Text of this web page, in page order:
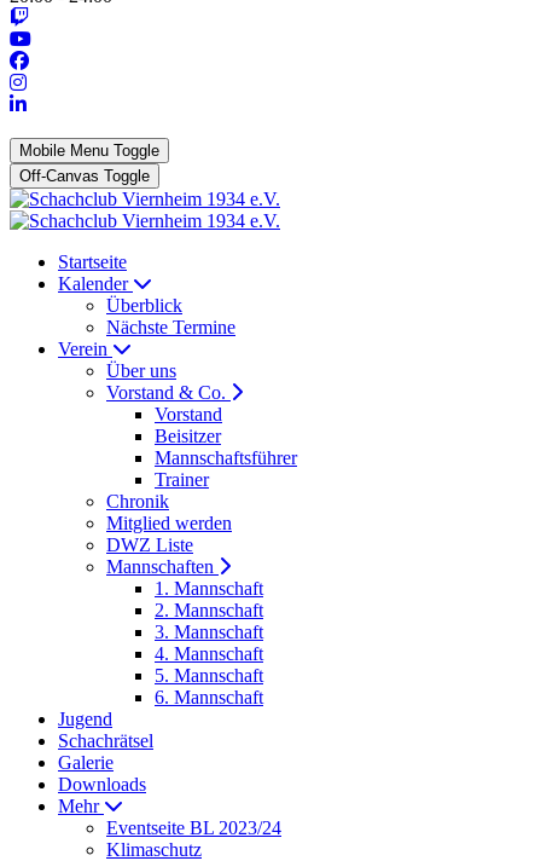
Mobile Menu Toggle
Off-Canvas Toggle
Startseite
Kalender
Überblick
Nächste Termine
Verein
Über uns
Vorstand & Co.
Vorstand
Beisitzer
Mannschaftsführer
Trainer
Chronik
Mitglied werden
DWZ Liste
Mannschaften
1. Mannschaft
2. Mannschaft
3. Mannschaft
4. Mannschaft
5. Mannschaft
6. Mannschaft
Jugend
Schachrätsel
Galerie
Downloads
Mehr
Eventseite BL 2023/24
Klimaschutz